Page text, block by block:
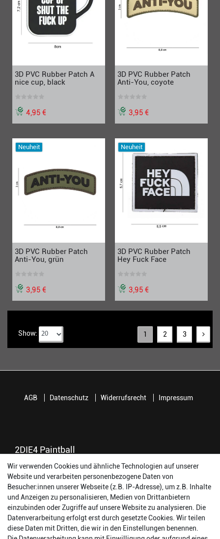
3D PVC Rubber Patch A
nice cup, black
4,95 €
3D PVC Rubber Patch
Anti-You, coyote
3,95 €
Neuheit
3D PVC Rubber Patch
Anti-You, grün
3,95 €
Neuheit
3D PVC Rubber Patch
Hey Fuck Face
3,95 €
Show: 1 2 3
2DIE4 Paintball
56457 Westerburg
Reinhold-Ferger-Straße 26
order@2die4-sports.com
0 26 63/ 9 68 69 37
Öffnungszeiten
AGB Datenschutz Widerrufsrecht Impressum
Wir verwenden Cookies und ähnliche Technologien auf unserer
Website und verarbeiten personenbezogene Daten von
Besucher:innen unserer Webseite (z.B. IP-Adresse), um z.B. Inhalte
und Anzeigen zu personalisieren, Medien von Drittanbietern
einzubinden oder Zugriffe auf unsere Website zu analysieren. Die
Datenverarbeitung erfolgt erst durch gesetzte Cookies. Wir teilen
diese Daten mit Dritten, die wir in den Einstellungen benennen.